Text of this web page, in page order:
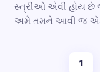
સ્ત્રીઓ એવી હોય છે
અમે તમને આવી જ એક
1